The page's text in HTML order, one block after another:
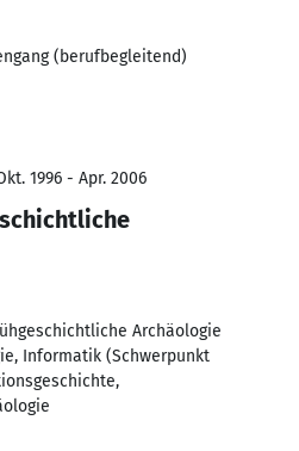
(berufbegleitend)
1996 - Apr. 2006
Archäologie
Informatik (Schwerpunkt